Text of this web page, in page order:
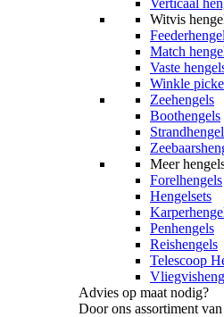
Verticaal
Witvis
Match
Vaste
Winkle
Zeehengels
Boothengels
Meer
Forelhengels
Hengelsets
Penhengels
Reishengels
Telescoop
Advies op maat nodig?
Door ons assortiment